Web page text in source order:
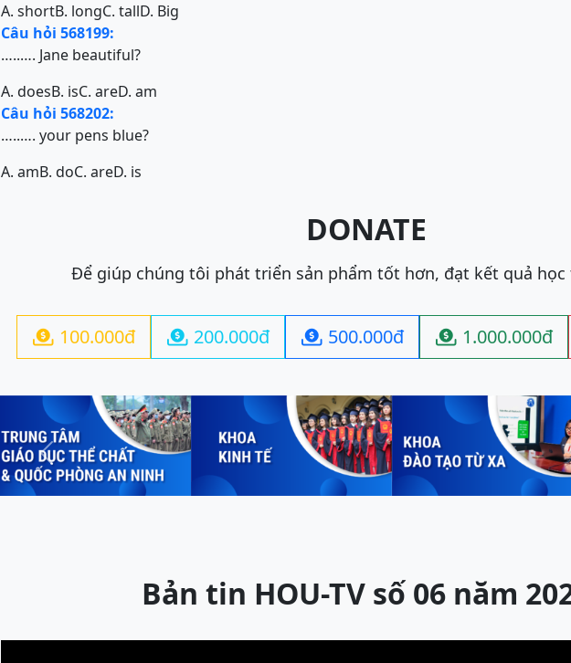
A. shortB. longC. tallD. Big
Câu hỏi 568199:
…..…. Jane beautiful?
A. doesB. isC. areD. am
Câu hỏi 568202:
…..…. your pens blue?
A. amB. doC. areD. is
DONATE
Để giúp chúng tôi phát triển sản phẩm tốt hơn, đạt kết quả học
 100.000đ  200.000đ  500.000đ  1.000.000đ
Previous
Bản tin HOU-TV số 06 năm